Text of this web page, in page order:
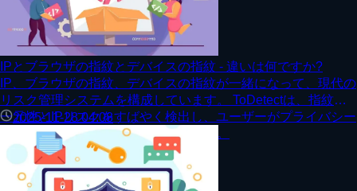
IPとブラウザの指紋とデバイスの指紋 - 違いは何ですか?
IP、ブラウザの指紋、デバイスの指紋が一緒になって、現代の
リスク管理システムを構成しています。 ToDetectは、指紋の
一元性とIPリスクをすばやく検出し、ユーザーがプライバシー
暴露の程度を理解するのに役立ちます。
2025-11-28 04:08